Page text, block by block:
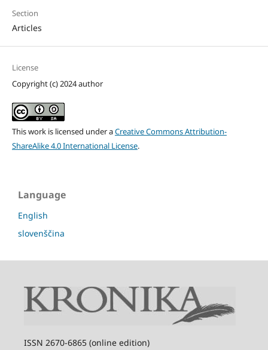
Section
Articles
License
Copyright (c) 2024 author
This work is licensed under aCreative Commons Attribution-
ShareAlike 4.0 International License.
Language
English
slovenščina
ISSN 2670-6865 (online edition)